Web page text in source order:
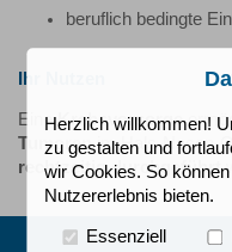
beruflich bedingte
Ihr Nutzen
EineKrebsvorsorge
Tumorenim Hals-Nasen-
rechtzeitig durchgeführt
Herzlich willkommen!
zu gestalten und
wir Cookies. So
Nutzererlebnis bieten.
Essenziell